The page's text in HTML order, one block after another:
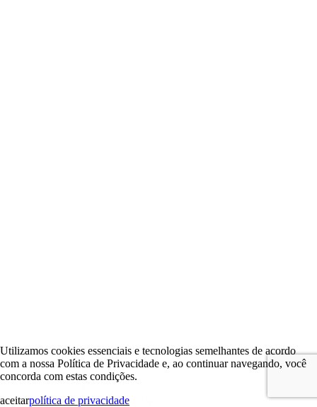
Utilizamos cookies essenciais e tecnologias semelhantes de acordo
com a nossa Política de Privacidade e, ao continuar navegando, você
concorda com estas condições.
aceitarpolítica de privacidade